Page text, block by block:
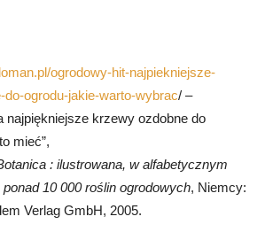
ogrodowy-hit-najpiekniejsze-
ogrodu-jakie-warto-wybrac/ –
najpiękniejsze krzewy ozdobne do
mieć”,
: ilustrowana, w alfabetycznym
ponad 10 000 roślin ogrodowych, Niemcy:
Verlag GmbH, 2005.